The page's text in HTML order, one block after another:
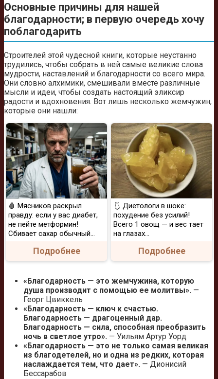
Основные причины для нашей
благодарности; в первую очередь хочу
поблагодарить
Строителей этой чудесной книги, которые неустанно
трудились, чтобы собрать в ней самые великие слова
мудрости, наставлений и благодарности со всего мира.
Они словно алхимики, смешивали вместе различные
мысли и идеи, чтобы создать настоящий эликсир
радости и вдохновения. Вот лишь несколько жемчужин,
которые они нашли:
🩸 Мясников раскрыл
правду: если у вас диабет,
не пейте метформин!
Сбивает сахар обычный...
Подробнее
🩱 Диетологи в шоке:
похудение без усилий!
Всего 1 овощ — и вес тает
на глазах…
Подробнее
«Благодарность — это жемчужина, которую
душа производит с помощью ее молитвы». —
Георг Цвиккель
«Благодарность — ключ к счастью.
Благодарность — драгоценный дар.
Благодарность — сила, способная преобразить
ночь в светлое утро». — Уильям Артур Уорд
«Благодарность — это не только самая великая
из благодетелей, но и одна из редких, которая
наслаждается тем, что дает». — Дионисий
Бессарабов